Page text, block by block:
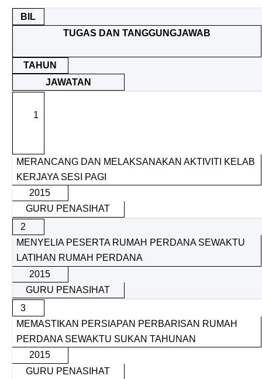
BIL
TUGAS DAN TANGGUNGJAWAB
TAHUN
JAWATAN
1
MERANCANG DAN MELAKSANAKAN AKTIVITI KELAB
KERJAYA SESI PAGI
2015
GURU PENASIHAT
2
MENYELIA PESERTA RUMAH PERDANA SEWAKTU
LATIHAN RUMAH PERDANA
2015
GURU PENASIHAT
3
MEMASTIKAN PERSIAPAN PERBARISAN RUMAH
PERDANA SEWAKTU SUKAN TAHUNAN
2015
GURU PENASIHAT